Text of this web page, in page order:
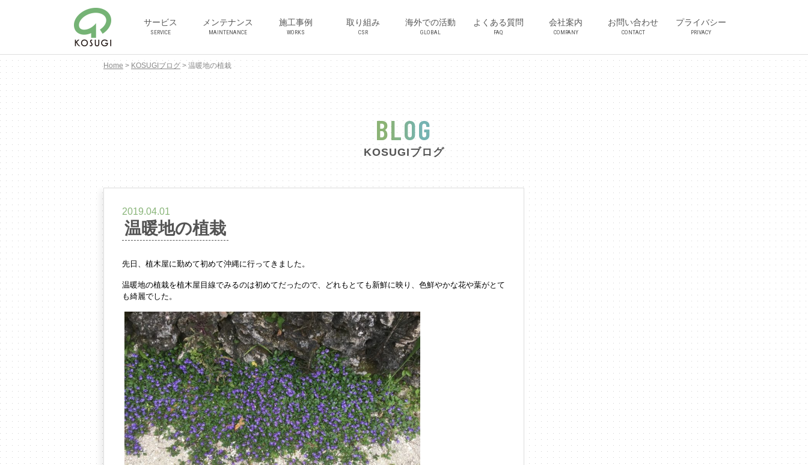
サービス
SERVICE
メンテナンス
MAINTENANCE
施工事例
WORKS
取り組み
CSR
海外での活動
GLOBAL
よくある質問
FAQ
会社案内
COMPANY
お問い合わせ
CONTACT
プライバシー
PRIVACY
Home > KOSUGIブログ>温暖地の植栽
BLOG
KOSUGIブログ
2019.04.01
温暖地の植栽
先日、植木屋に勤めて初めて沖縄に行ってきました。
温暖地の植栽を植木屋目線でみるのは初めてだったので、
どれもとても新鮮に映り、色鮮やかな花や葉がとて
も綺麗でした。